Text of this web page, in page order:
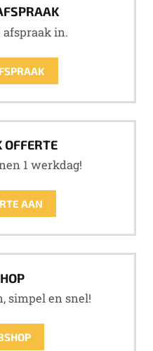
in.
1 werkdag!
AAN
simpel en snel!